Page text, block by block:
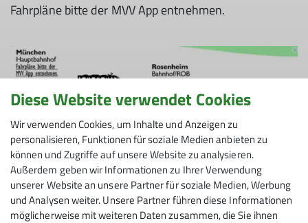
Fahrpläne bitte der MVV App entnehmen.
Diese Website verwendet Cookies
Wir verwenden Cookies, um Inhalte und Anzeigen zu
personalisieren, Funktionen für soziale Medien anbieten zu
können und Zugriffe auf unsere Website zu analysieren.
Außerdem geben wir Informationen zu Ihrer Verwendung
unserer Website an unsere Partner für soziale Medien, Werbung
und Analysen weiter. Unsere Partner führen diese Informationen
möglicherweise mit weiteren Daten zusammen, die Sie ihnen